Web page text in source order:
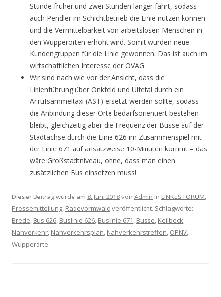
Stunde früher und zwei Stunden länger fährt, sodass
auch Pendler im Schichtbetrieb die Linie nutzen können
und die Vermittelbarkeit von arbeitslosen Menschen in
den Wupperorten erhöht wird. Somit würden neue
Kundengruppen für die Linie gewonnen. Das ist auch im
wirtschaftlichen Interesse der OVAG.
Wir sind nach wie vor der Ansicht, dass die
Linienführung über Önkfeld und Ülfetal durch ein
Anrufsammeltaxi (AST) ersetzt werden sollte, sodass
die Anbindung dieser Orte bedarfsorientiert bestehen
bleibt, gleichzeitig aber die Frequenz der Busse auf der
Stadtachse durch die Linie 626 im Zusammenspiel mit
der Linie 671 auf ansatzweise 10-Minuten kommt – das
wäre Großstadtniveau, ohne, dass man einen
zusätzlichen Bus einsetzen muss!
Dieser Beitrag wurde am 8. Juni 2018von Admin in LINKES FORUM,
Pressemitteilung, Radevormwald veröffentlicht. Schlagworte:
Brede, Bus 626, Buslinie 626, Buslinie 671, Busse, Keilbeck,
Nahverkehr, Nahverkehrsplan, Nahverkehrstreffen, ÖPNV,
Wupperorte.